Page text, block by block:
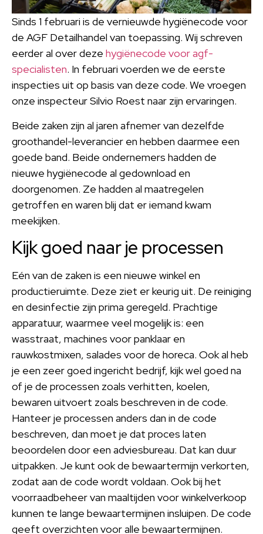
Sinds 1 februari is de vernieuwde hygiënecode voor
de AGF Detailhandel van toepassing. Wij schreven
eerder al over deze hygiënecode voor agf-
specialisten. In februari voerden we de eerste
inspecties uit op basis van deze code. We vroegen
onze inspecteur Silvio Roest naar zijn ervaringen.
Beide zaken zijn al jaren afnemer van dezelfde
groothandel-leverancier en hebben daarmee een
goede band. Beide ondernemers hadden de
nieuwe hygiënecode al gedownload en
doorgenomen. Ze hadden al maatregelen
getroffen en waren blij dat er iemand kwam
meekijken.
Kijk goed naar je processen
Eén van de zaken is een nieuwe winkel en
productieruimte. Deze ziet er keurig uit. De reiniging
en desinfectie zijn prima geregeld. Prachtige
apparatuur, waarmee veel mogelijk is: een
wasstraat, machines voor panklaar en
rauwkostmixen, salades voor de horeca. Ook al heb
je een zeer goed ingericht bedrijf, kijk wel goed na
of je de processen zoals verhitten, koelen,
bewaren uitvoert zoals beschreven in de code.
Hanteer je processen anders dan in de code
beschreven, dan moet je dat proces laten
beoordelen door een adviesbureau. Dat kan duur
uitpakken. Je kunt ook de bewaartermijn verkorten,
zodat aan de code wordt voldaan. Ook bij het
voorraadbeheer van maaltijden voor winkelverkoop
kunnen te lange bewaartermijnen insluipen. De code
geeft overzichten voor alle bewaartermijnen.